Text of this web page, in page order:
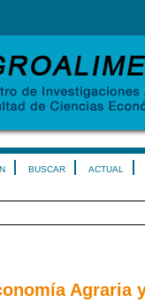
BUSCAR ACTUAL
Agraria